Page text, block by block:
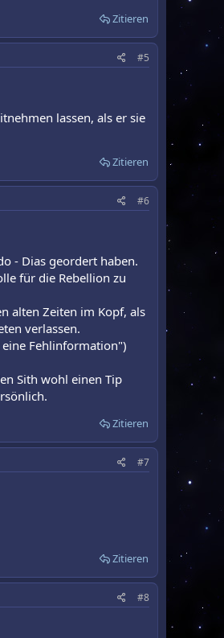
Zitieren
#5
lassen, als er sie
Zitieren
#6
- Dias geordert haben.
für die Rebellion zu
alten Zeiten im Kopf, als
verlassen.
Fehlinformation")
Sith wohl einen Tip
Zitieren
#7
Zitieren
#8